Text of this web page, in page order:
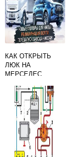
КАК ОТКРЫТЬ
ЛЮК НА
МЕРСЕДЕС